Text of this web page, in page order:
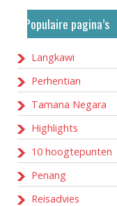
Populaire pagina’s
Langkawi
Perhentian
Tamana Negara
Highlights
10 hoogtepunten
Penang
Reisadvies